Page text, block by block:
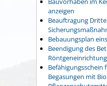
anzeigen
Beauftragung
Bebauungsplan
Beendigung des
Begasungen mit